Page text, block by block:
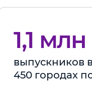
1,1 млн
выпускников
450 городах